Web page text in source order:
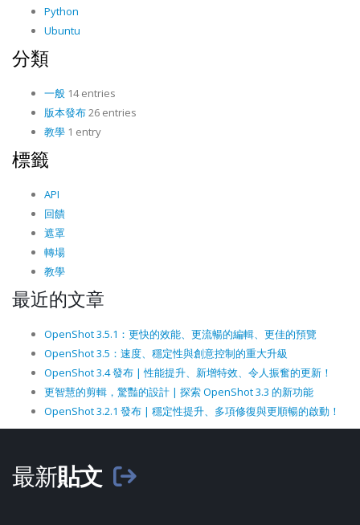
Python
Ubuntu
分類
一般 14 entries
版本發布26 entries
教學 1 entry
標籤
API
回饋
遮罩
轉場
教學
最近的文章
OpenShot 3.5.1：更快的效能、更流暢的編輯、更佳的預覽
OpenShot 3.5：速度、穩定性與創意控制的重大升級
OpenShot 3.4 發布 | 性能提升、新增特效、令人振奮的更新！
更智慧的剪輯，驚豔的設計 | 探索 OpenShot 3.3 的新功能
OpenShot 3.2.1 發布 | 穩定性提升、多項修復與更順暢的啟動！
最新貼文